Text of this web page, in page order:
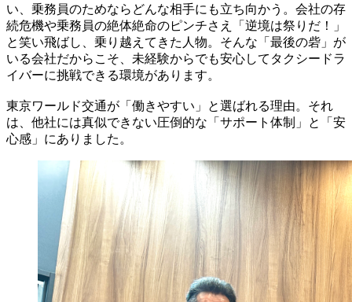
い、乗務員のためならどんな相手にも立ち向かう。会社の存
続危機や乗務員の絶体絶命のピンチさえ「逆境は祭りだ！」
と笑い飛ばし、乗り越えてきた人物。そんな「最後の砦」が
いる会社だからこそ、未経験からでも安心してタクシードラ
イバーに挑戦できる環境があります。
東京ワールド交通が「働きやすい」と選ばれる理由。それ
は、他社には真似できない圧倒的な「サポート体制」と「安
心感」にありました。